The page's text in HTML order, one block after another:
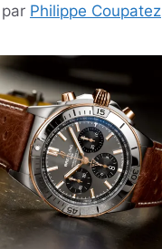
par Philippe Coupatez